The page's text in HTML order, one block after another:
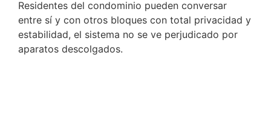
Residentes del condominio pueden conversar
entre sí y con otros bloques con total privacidad y
estabilidad, el sistema no se ve perjudicado por
aparatos descolgados.